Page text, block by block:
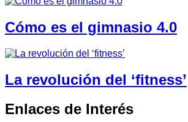
Cómo es el gimnasio 4.0
La revolución del ‘fitness’
Enlaces de Interés